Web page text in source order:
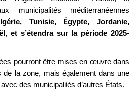
municipalités méditerranéennes
Tunisie, Égypte, Jordanie,
et s’étendra sur la période 2025-
pourront être mises en œuvre dans
de la zone, mais également dans une
des municipalités d’autres États.